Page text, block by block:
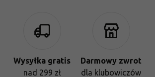
Wysyłka gratis
nad 299 zł
Darmowy zwrot
dla klubowiczów